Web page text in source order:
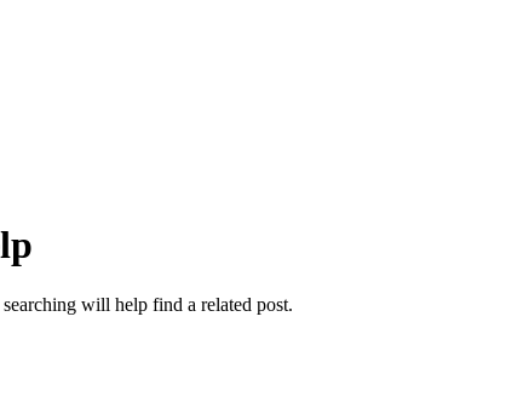
will help find a related post.